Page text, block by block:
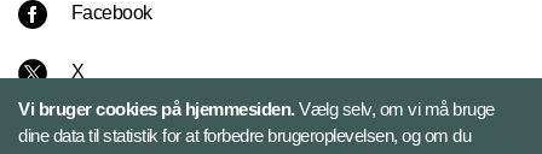
Facebook
X
Instagram
Vi bruger cookies på hjemmesiden.Vælg selv, om vi må bruge
dine data til statistik for at forbedre brugeroplevelsen, og om du